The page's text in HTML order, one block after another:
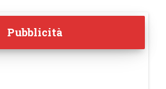
Pubblicità